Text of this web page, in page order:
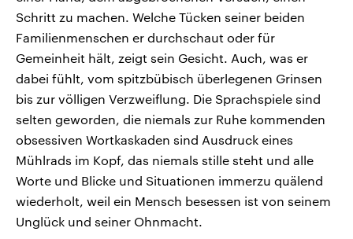
Schritt zu machen. Welche Tücken seiner beiden
Familienmenschen er durchschaut oder für
Gemeinheit hält, zeigt sein Gesicht. Auch, was er
dabei fühlt, vom spitzbübisch überlegenen Grinsen
bis zur völligen Verzweiflung. Die Sprachspiele sind
selten geworden, die niemals zur Ruhe kommenden
obsessiven Wortkaskaden sind Ausdruck eines
Mühlrads im Kopf, das niemals stille steht und alle
Worte und Blicke und Situationen immerzu quälend
wiederholt, weil ein Mensch besessen ist von seinem
Unglück und seiner Ohnmacht.